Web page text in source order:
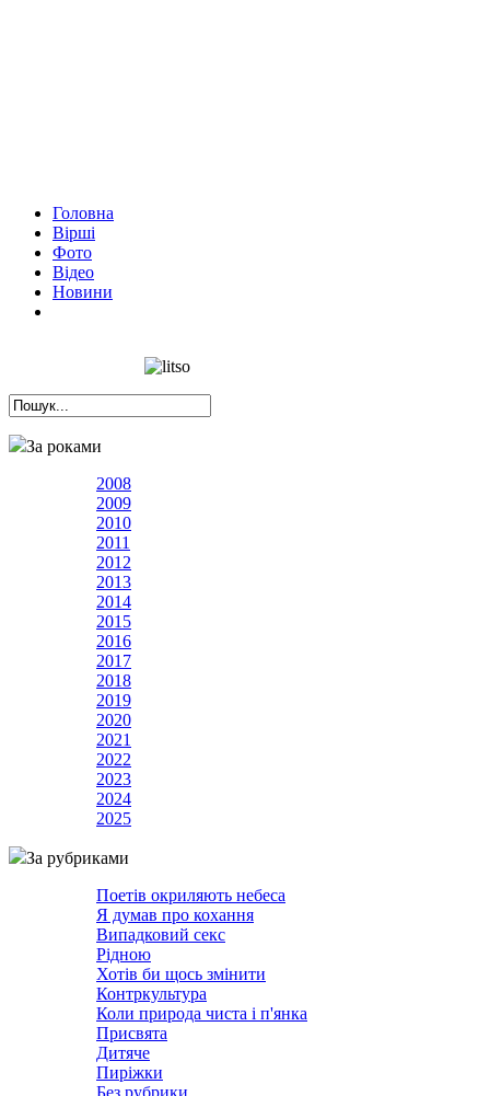
Головна
Вірші
Фото
Відео
Новини
За роками
2008
2009
2010
2011
2012
2013
2014
2015
2016
2017
2018
2019
2020
2021
2022
2023
2024
2025
За рубриками
Поетів окриляють небеса
Я думав про кохання
Випадковий секс
Рідною
Хотів би щось змінити
Контркультура
Коли природа чиста і п'янка
Присвята
Дитяче
Пиріжки
Без рубрики